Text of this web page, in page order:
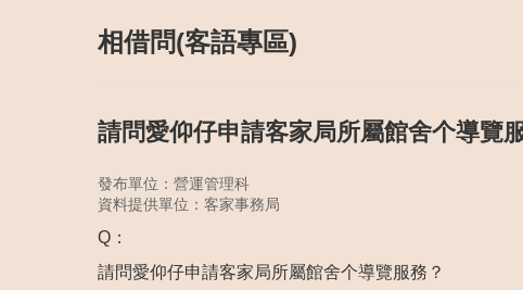
相借問(客語專區)
請問愛仰仔申請客家局所屬館舍个導覽
發布單位：營運管理科
資料提供單位：客家事務局
Q：
請問愛仰仔申請客家局所屬館舍个導覽服務？